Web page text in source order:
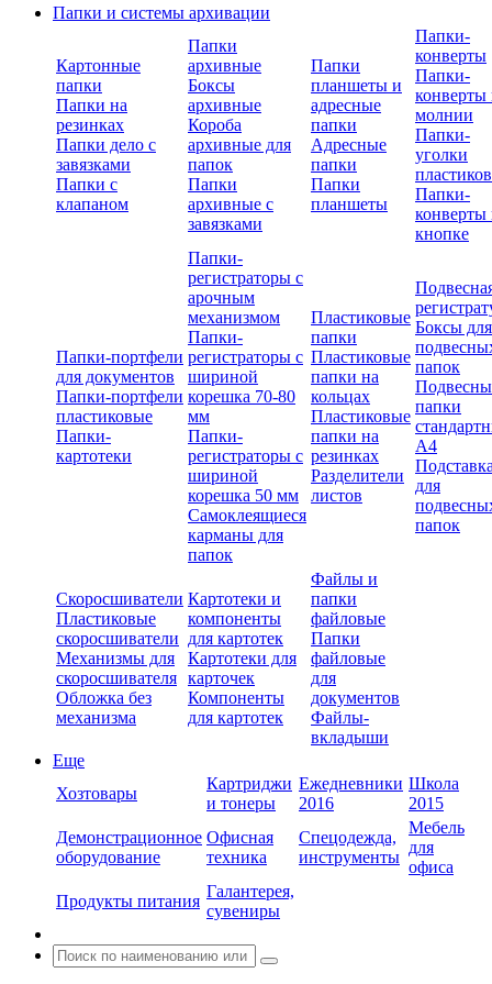
Папки и системы архивации
Картонные
папки
Папки на
резинках
Папки дело с
завязками
Папки с
клапаном
Папки
архивные
Боксы
архивные
Короба
архивные для
папок
Папки
архивные с
завязками
Папки
планшеты и
адресные
папки
Адресные
папки
Папки
планшеты
Папки-
конверты
Папки-
конверты
молнии
Папки-
уголки
Папки-
конверты
кнопке
Папки-портфели
для документов
Папки-портфели
пластиковые
Папки-
картотеки
Папки-
регистраторы с
арочным
механизмом
Папки-
регистраторы с
шириной
корешка 70-80
мм
Папки-
регистраторы с
шириной
корешка 50 мм
Самоклеящиеся
карманы для
папок
Пластиковые
папки
Пластиковые
папки на
кольцах
Пластиковые
папки на
резинках
Разделители
листов
Боксы для
папок
папки
А4
для
папок
Скоросшиватели
Пластиковые
скоросшиватели
Механизмы для
скоросшивателя
Обложка без
механизма
Картотеки и
компоненты
для картотек
Картотеки для
карточек
Компоненты
для картотек
Файлы и
папки
файловые
Папки
файловые
для
документов
Файлы-
вкладыши
Еще
Хозтовары
Картриджи
и тонеры
Ежедневники
2016
Школа
2015
Демонстрационное
оборудование
Офисная
техника
Спецодежда,
инструменты
Мебель
для
офиса
Продукты питания
Галантерея,
сувениры